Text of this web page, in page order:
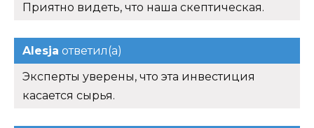
Приятно видеть, что наша скептическая.
Alesja ответил(а)
Эксперты уверены, что эта инвестиция
касается сырья.